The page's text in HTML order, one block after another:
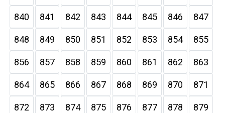
840 841 842 843 844 845 846 847
848 849 850 851 852 853 854 855
856 857 858 859 860 861 862 863
864 865 866 867 868 869 870 871
872 873 874 875 876 877 878 879